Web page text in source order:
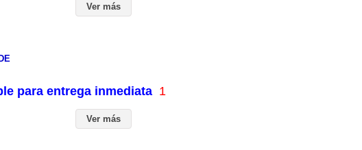
Ver más
para entrega inmediata 1
Ver más